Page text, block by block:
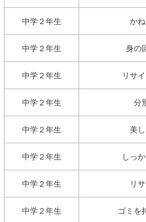
中学２年生 か
中学２年生 身の
中学２年生 リサ
中学２年生 分
中学２年生 美
中学２年生 しっ
中学２年生 リ
中学２年生 ゴミ